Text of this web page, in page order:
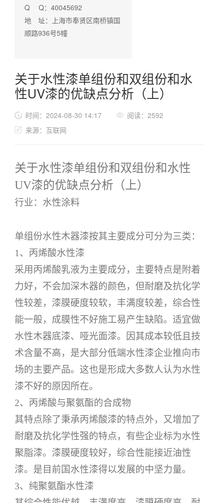
Q Q：40045692
地 址：上海市奉贤区南桥镇国
顺路936号5幢
关于水性漆单组份和双组份和水
性UV漆的优缺点分析（上）
时间：2024-08-30 14:17
阅读：2592
来源：互联网
关于水性漆单组份和双组份和水性
UV漆的优缺点分析 （上）
行业： 水性涂料
单组份水性木器漆按其主要成分可分为三类：
1、丙烯酸水性漆
采用丙烯酸乳液为主要成分，主要特点是附着
力好，不会加深木器的颜色，但耐磨及抗化学
性较差，漆膜硬度较软，丰满度较差，综合性
能一般，成膜性不好施工易产生缺陷。适宜做
水性木器底漆、哑光面漆。因其成本较低且技
术含量不高，是大部分低端水性漆企业推向市
场的主要产品。这也是形成大多数人认为水性
漆不好的原因所在。
2、丙烯酸与聚氨酯的合成物
其特点除了秉承丙烯酸漆的特点外，又增加了
耐磨及抗化学性强的特点，有些企业标为水性
聚脂漆。漆膜硬度较好，综合性能接近油性
漆。是目前国水性漆得以发展的中坚力量。
3、纯聚氨酯水性漆